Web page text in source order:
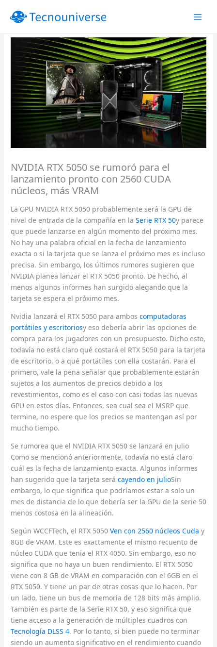
NVIDIA RTX 5050 se rumoró para el
lanzamiento pronto con 2560 CUDA
núcleos, más VRAM
La GPU NVIDIA RTX 5050 probablemente será la GPU de
nivel de entrada de la compañía en la Serie RTX 50y parece
que puede lanzarse en algún momento del próximo mes.
No hay una palabra oficial en la fecha de lanzamiento
exacta o si la tarjeta que se lanza el próximo mes es incluso
precisa. Sin embargo, los últimos rumores sugieren que
NVIDIA planea lanzar el RTX 5050 pronto. De hecho, al
menos algunos informes han surgido alegando que la
tarjeta se espera el próximo mes.
Nvidia lanzará el RTX 5050 para ambos computadoras
portátiles y escritoriosy eso debería abrir las opciones de
compra para los jugadores con un presupuesto. Dicho esto,
todavía no está claro qué costará el RTX 5050 para la tarjeta
de escritorio, o a qué portátiles con ella costarán. Para el
primero, vale la pena señalar que probablemente estarán
sujetos a los aumentos de precios debido a los
revestimientos, como es el caso con casi todas las nuevas
GPU en estos días. Entonces, sea cual sea el MSRP que
termine, no espere que los precios se mantengan así por
mucho tiempo.
Se rumorea que el NVIDIA RTX 5050 se lanzará en julio
Como se mencionó anteriormente, todavía no está claro
cuál es la fecha de lanzamiento exacta. Algunos informes
han sugerido que la tarjeta será cayendo en julioSin
embargo, lo que significa que podríamos estar a solo un
mes de distancia de lo que debería ser la GPU de la serie 50
menos costosa en la alineación.
Según WCCFTech, el RTX 5050 Ven con 2560 núcleos Cuda y
8GB de VRAM. Este es exactamente el mismo recuento de
núcleo CUDA que tenía el RTX 4050. Sin embargo, eso no
significa que no haya un buen rendimiento. El RTX 5050
viene con 8 GB de VRAM en comparación con el 6GB en el
RTX 5050. Y tiene un par de otras cosas que lo hacen. Por
un lado, tiene un bus de memoria de 128 bits más amplio.
También es parte de la Serie RTX 50, y eso significa que
tiene acceso a la generación de múltiples cuadros con
Tecnología DLSS 4. Por lo tanto, si bien puede no terminar
siendo un aumento significativo en el rendimiento cuando